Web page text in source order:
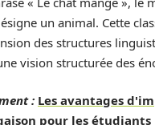
un animal. Cette
des structures
vision structurée des
: Les avantages
pour les étudiants